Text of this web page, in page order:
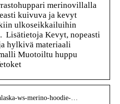
merinovillalla
kuivuva ja kevyt
ulkoseikkailuihin
Kevyt, nopeasti
hylkivä materiaali
Muotoiltu huppu
ws-merino-hoodie-…